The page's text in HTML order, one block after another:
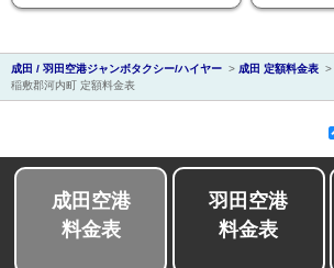
成田 / 羽田空港ジャンボタクシー/ハイヤー > 成田 定額料金表 >
稲敷郡河内町 定額料金表
成田空港
料金表
羽田空港
料金表